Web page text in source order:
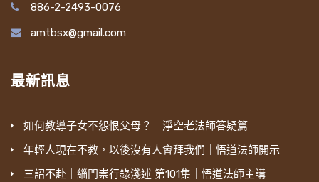
886-2-2493-0076
amtbsx@gmail.com
最新訊息
如何教導子女不怨恨父母？｜淨空老法師答疑篇
年輕人現在不教，以後沒有人會拜我們｜悟道法師開示
三詔不赴｜緇門崇行錄淺述 第101集｜悟道法師主講